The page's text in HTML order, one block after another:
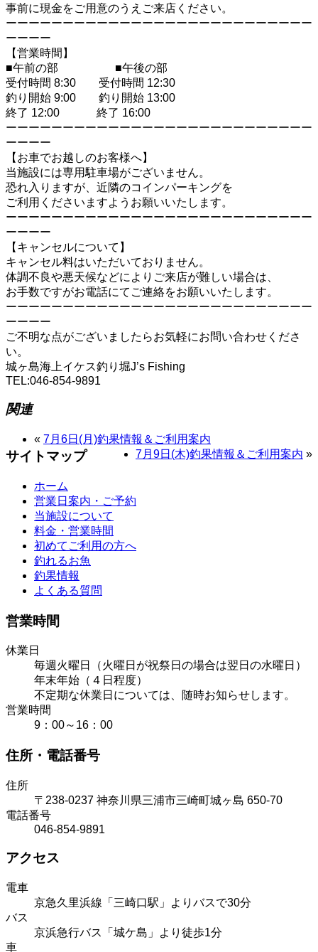
事前に現金をご用意のうえご来店ください。
ーーーーーーーーーーーーーーーーーーーーーーーーーーー
ーーーー
【営業時間】
■午前の部 ■午後の部
受付時間 8:30 受付時間 12:30
釣り開始 9:00 釣り開始 13:00
終了 12:00 終了 16:00
ーーーーーーーーーーーーーーーーーーーーーーーーーーー
ーーーー
【お車でお越しのお客様へ】
当施設には専用駐車場がございません。
恐れ入りますが、近隣のコインパーキングを
ご利用くださいますようお願いいたします。
ーーーーーーーーーーーーーーーーーーーーーーーーーーー
ーーーー
【キャンセルについて】
キャンセル料はいただいておりません。
体調不良や悪天候などによりご来店が難しい場合は、
お手数ですがお電話にてご連絡をお願いいたします。
ーーーーーーーーーーーーーーーーーーーーーーーーーーー
ーーーー
ご不明な点がございましたらお気軽にお問い合わせくださ
い。
城ヶ島海上イケス釣り堀J’s Fishing
TEL:046-854-9891
関連
« 7月6日(月)釣果情報＆ご利用案内
7月9日(木)釣果情報＆ご利用案内 »
サイトマップ
ホーム
営業日案内・ご予約
当施設について
料金・営業時間
初めてご利用の方へ
釣れるお魚
釣果情報
よくある質問
営業時間
休業日
毎週火曜日（火曜日が祝祭日の場合は翌日の水曜日）
年末年始（４日程度）
不定期な休業日については、随時お知らせします。
営業時間
9：00～16：00
住所・電話番号
住所
〒238-0237 神奈川県三浦市三崎町城ヶ島 650-70
電話番号
046-854-9891
アクセス
電車
京急久里浜線「三崎口駅」よりバスで30分
バス
京浜急行バス「城ケ島」より徒歩1分
車